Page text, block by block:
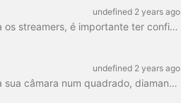
undefined 2 years ago
Por vezes, as pessoas acham que ficam melhor na sua versão espelhada. Para os streamers, é importante ter confiança na câmara e apreciar a imagem.
undefined 2 years ago
No Wave.video studio, podes divertir-te com diferentes layouts. Pode moldar a sua câmara num quadrado, diamante, círculo, etc. Para além disso, pode ...